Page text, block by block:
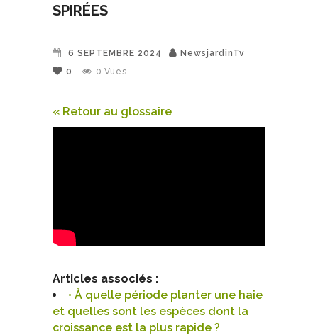
SPIRÉES
6 SEPTEMBRE 2024
NewsjardinTv
0
0 Vues
« Retour au glossaire
Articles associés :
• À quelle période planter une haie
et quelles sont les espèces dont la
croissance est la plus rapide ?